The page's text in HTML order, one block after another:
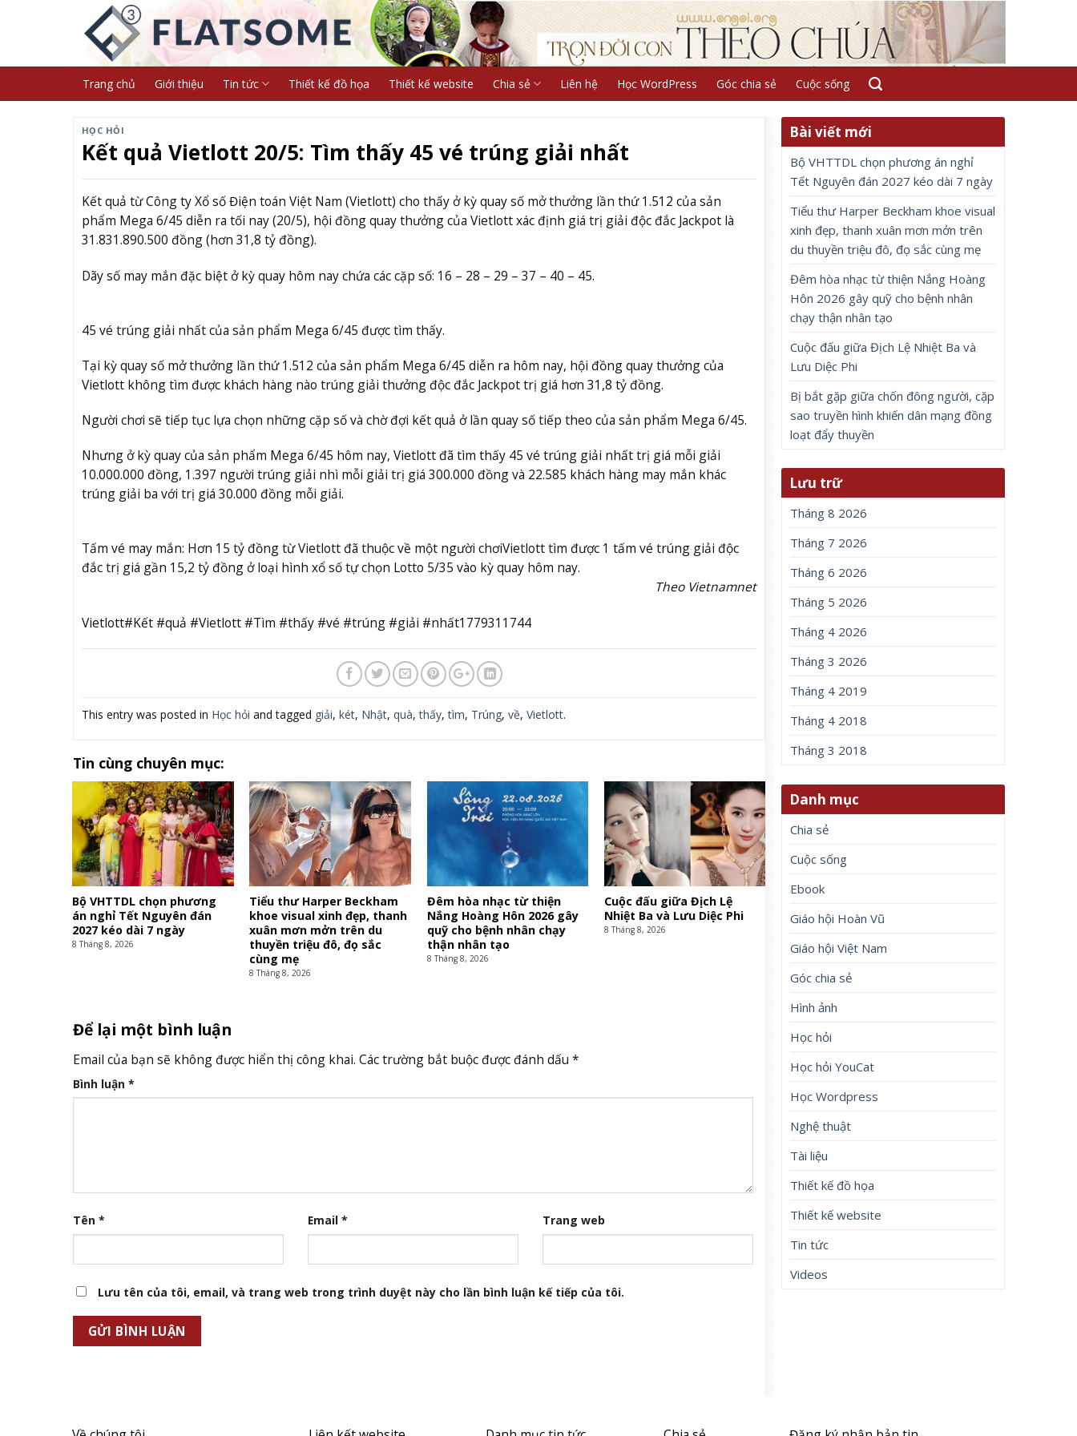
Trang chủ Giới thiệu Tin tức Thiết kế đồ họa Thiết kế website Chia sẻ Liên hệ Học WordPress Góc chia sẻ Cuộc sống
HỌC HỎI
Kết quả Vietlott 20/5: Tìm thấy 45 vé trúng giải nhất
Kết quả từ Công ty Xổ số Điện toán Việt Nam (Vietlott) cho thấy ở kỳ quay số mở thưởng lần thứ 1.512 của sản
phẩm Mega 6/45 diễn ra tối nay (20/5), hội đồng quay thưởng của Vietlott xác định giá trị giải độc đắc Jackpot là
31.831.890.500 đồng (hơn 31,8 tỷ đồng).
Dãy số may mắn đặc biệt ở kỳ quay hôm nay chứa các cặp số: 16 – 28 – 29 – 37 – 40 – 45.
45 vé trúng giải nhất của sản phẩm Mega 6/45 được tìm thấy.
Tại kỳ quay số mở thưởng lần thứ 1.512 của sản phẩm Mega 6/45 diễn ra hôm nay, hội đồng quay thưởng của
Vietlott không tìm được khách hàng nào trúng giải thưởng độc đắc Jackpot trị giá hơn 31,8 tỷ đồng.
Người chơi sẽ tiếp tục lựa chọn những cặp số và chờ đợi kết quả ở lần quay số tiếp theo của sản phẩm Mega 6/45.
Nhưng ở kỳ quay của sản phẩm Mega 6/45 hôm nay, Vietlott đã tìm thấy 45 vé trúng giải nhất trị giá mỗi giải
10.000.000 đồng, 1.397 người trúng giải nhì mỗi giải trị giá 300.000 đồng và 22.585 khách hàng may mắn khác
trúng giải ba với trị giá 30.000 đồng mỗi giải.
Tấm vé may mắn: Hơn 15 tỷ đồng từ Vietlott đã thuộc về một người chơiVietlott tìm được 1 tấm vé trúng giải độc
đắc trị giá gần 15,2 tỷ đồng ở loại hình xổ số tự chọn Lotto 5/35 vào kỳ quay hôm nay.
Theo Vietnamnet
Vietlott#Kết #quả #Vietlott #Tìm #thấy #vé #trúng #giải #nhất1779311744
This entry was posted in Học hỏi and tagged giải, két, Nhật, quà,thấy,tìm, Trúng, về, Vietlott.
Tin cùng chuyên mục:
Bộ VHTTDL chọn phương
án nghỉ Tết Nguyên đán
2027 kéo dài 7 ngày
8 Tháng 8, 2026
Tiểu thư Harper Beckham
khoe visual xinh đẹp, thanh
xuân mơn mởn trên du
thuyền triệu đô, đọ sắc
cùng mẹ
8 Tháng 8, 2026
Đêm hòa nhạc từ thiện
Nắng Hoàng Hôn 2026 gây
quỹ cho bệnh nhân chạy
thận nhân tạo
8 Tháng 8, 2026
Cuộc đấu giữa Địch Lệ
Nhiệt Ba và Lưu Diệc Phi
8 Tháng 8, 2026
Để lại một bình luận
Email của bạn sẽ không được hiển thị công khai. Các trường bắt buộc được đánh dấu *
Bình luận *
Tên * Email * Trang web
Lưu tên của tôi, email, và trang web trong trình duyệt này cho lần bình luận kế tiếp của tôi.
Bài viết mới
Bộ VHTTDL chọn phương án nghỉ
Tết Nguyên đán 2027 kéo dài 7 ngày
Tiểu thư Harper Beckham khoe visual
xinh đẹp, thanh xuân mơn mởn trên
du thuyền triệu đô, đọ sắc cùng mẹ
Đêm hòa nhạc từ thiện Nắng Hoàng
Hôn 2026 gây quỹ cho bệnh nhân
chạy thận nhân tạo
Cuộc đấu giữa Địch Lệ Nhiệt Ba và
Lưu Diệc Phi
Bị bắt gặp giữa chốn đông người, cặp
sao truyền hình khiến dân mạng đồng
loạt đẩy thuyền
Lưu trữ
Tháng 8 2026
Tháng 7 2026
Tháng 6 2026
Tháng 5 2026
Tháng 4 2026
Tháng 3 2026
Tháng 4 2019
Tháng 4 2018
Tháng 3 2018
Danh mục
Chia sẻ
Cuộc sống
Ebook
Giáo hội Hoàn Vũ
Giáo hội Việt Nam
Góc chia sẻ
Hình ảnh
Học hỏi
Học hỏi YouCat
Học Wordpress
Nghệ thuật
Tài liệu
Thiết kế đồ họa
Thiết kế website
Tin tức
Videos